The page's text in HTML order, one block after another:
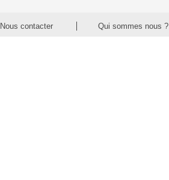
Nous contacter Qui sommes nous ?